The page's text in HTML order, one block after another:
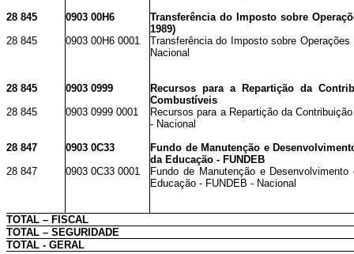
28 845
0903 00H6
Transferência do Imposto sobre
1989)
28 845
0903 00H6 0001
Transferência do Imposto sobre
Nacional
28 845 0903 0999
Recursos para a Repartição da
Combustíveis
28 845
0903 0999 0001
Recursos para a Repartição da
- Nacional
28 847
0903 0C33
Fundo de Manutenção e
da Educação - FUNDEB
28 847
0903 0C33 0001
Fundo de Manutenção e
Educação - FUNDEB - Nacional
TOTAL – FISCAL
TOTAL – SEGURIDADE
TOTAL - GERAL